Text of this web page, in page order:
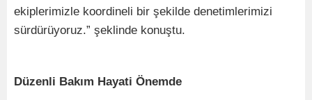
ekiplerimizle koordineli bir şekilde denetimlerimizi
sürdürüyoruz.” şeklinde konuştu.
Düzenli Bakım Hayati Önemde